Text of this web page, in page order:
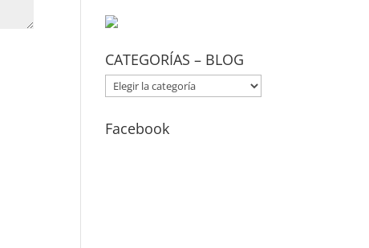
CATEGORÍAS – BLOG
CATEGORÍAS
–
BLOG
Facebook